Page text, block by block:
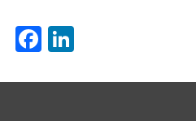
Facebook